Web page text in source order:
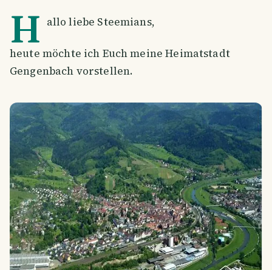
H allo liebe Steemians,
heute möchte ich Euch meine Heimatstadt
Gengenbach vorstellen.